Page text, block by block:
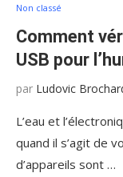
Non classé
Comment
USB pour
par Ludovic
L’eau et
quand il s’agit de
d’appareils sont …